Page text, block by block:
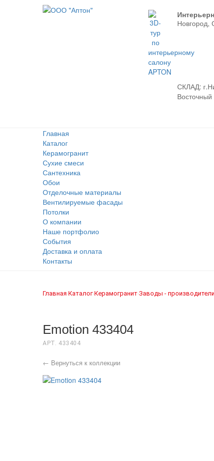
Новгород,
СКЛАД:
Главная
Каталог
Керамогранит
Сухие смеси
Сантехника
Обои
Отделочные материалы
Вентилируемые фасады
Потолки
О компании
Наше портфолио
События
Доставка и оплата
Контакты
Главная›Каталог›Керамогранит›Заводы - производители
Emotion 433404
АРТ. 433404
← Вернуться к коллекции